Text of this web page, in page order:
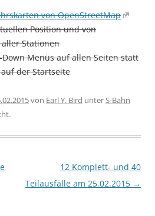
von OpenStreetMap
Position und von
Stationen
Menüs auf allen Seiten statt
der Startseite
von Earl Y. Bird unterS-Bahn
12 Komplett- und 40
Teilausfälle am 25.02.2015 →